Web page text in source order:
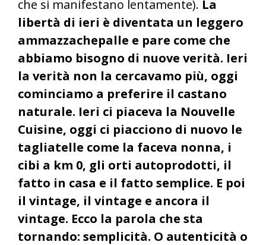
che si manifestano lentamente). La
libertà di ieri è diventata un leggero
ammazzachepalle e pare come che
abbiamo bisogno di nuove verità. Ieri
la verità non la cercavamo più, oggi
cominciamo a preferire il castano
naturale. Ieri ci piaceva la Nouvelle
Cuisine, oggi ci piacciono di nuovo le
tagliatelle come la faceva nonna, i
cibi a km 0, gli orti autoprodotti, il
fatto in casa e il fatto semplice. E poi
il vintage, il vintage e ancora il
vintage. Ecco la parola che sta
tornando: semplicità. O autenticità o